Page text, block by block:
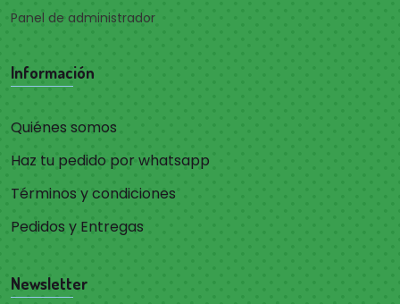
Panel de administrador
Información
Quiénes somos
Haz tu pedido por whatsapp
Términos y condiciones
Pedidos y Entregas
Newsletter